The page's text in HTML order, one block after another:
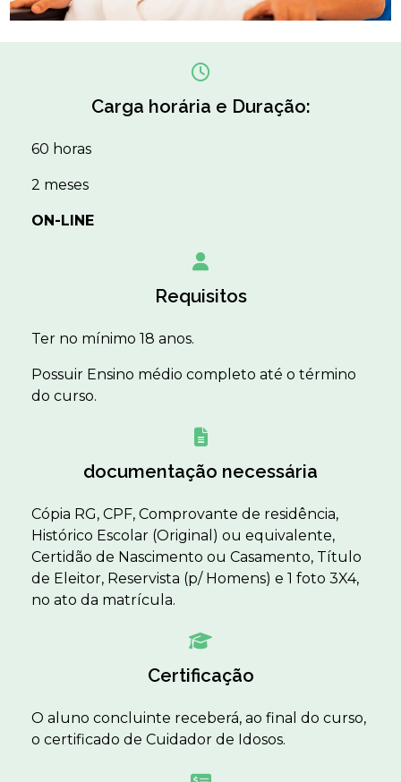
Carga horária e Duração:
60 horas
2 meses
ON-LINE
Requisitos
Ter no mínimo 18 anos.
Possuir Ensino médio completo até o término
do curso.
documentação necessária
Cópia RG, CPF, Comprovante de residência,
Histórico Escolar (Original) ou equivalente,
Certidão de Nascimento ou Casamento, Título
de Eleitor, Reservista (p/ Homens) e 1 foto 3X4,
no ato da matrícula.
Certificação
O aluno concluinte receberá, ao final do curso,
o certificado de Cuidador de Idosos.